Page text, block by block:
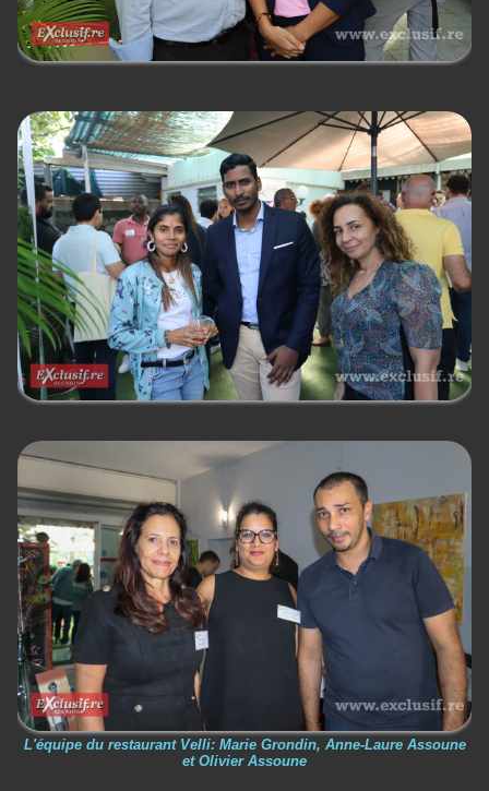
L'équipe du restaurant Velli: Marie Grondin, Anne-Laure Assoune
et Olivier Assoune